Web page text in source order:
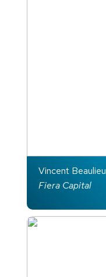
Vincent Beaulieu
Fiera Capital